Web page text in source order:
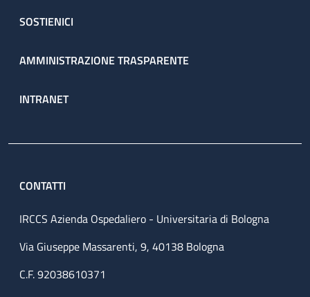
SOSTIENICI
AMMINISTRAZIONE TRASPARENTE
INTRANET
CONTATTI
IRCCS Azienda Ospedaliero - Universitaria di Bologna
Via Giuseppe Massarenti, 9, 40138 Bologna
C.F. 92038610371